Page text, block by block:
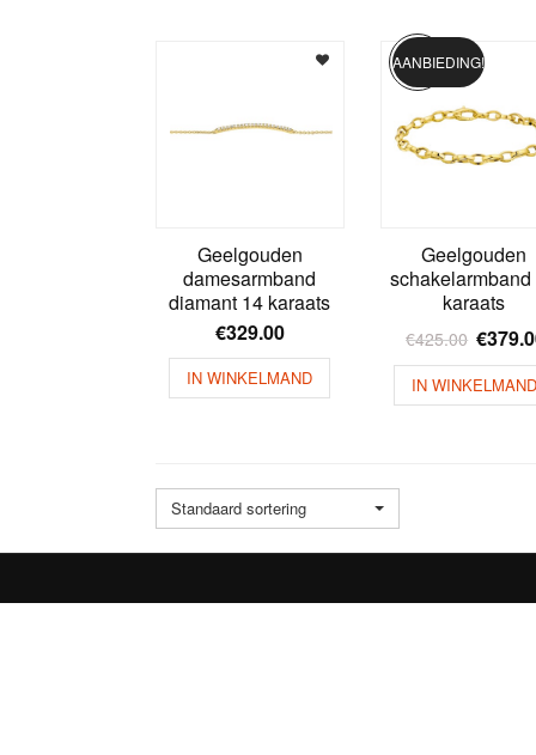
Geelgouden
damesarmband
diamant 14 karaats
€329.00
IN WINKELMAND
Geelgouden
karaats
€425.00 €
AANBIEDING!
IN WINKELMAND
Standaard sortering